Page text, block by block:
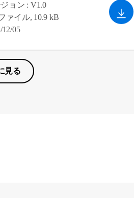
ョン : V1.0
ァイル, 10.9 kB
12/05
見る